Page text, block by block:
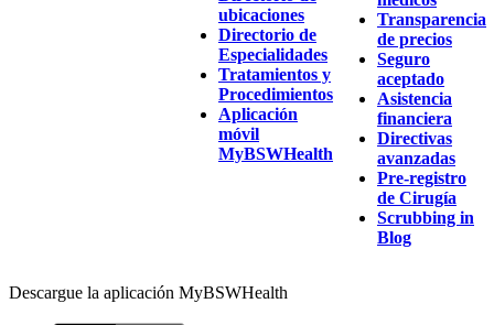
ubicaciones
Directorio de
Especialidades
Tratamientos y
Procedimientos
Aplicación
móvil
MyBSWHealth
Transparencia
de precios
Seguro
aceptado
Asistencia
financiera
Directivas
avanzadas
Pre-registro
de Cirugía
Scrubbing in
Blog
Descargue la aplicación MyBSWHealth